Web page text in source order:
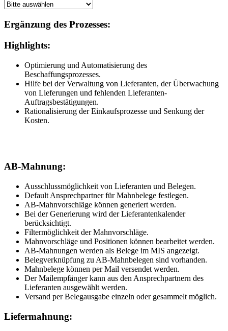
Ergänzung des Prozesses:
Highlights:
Optimierung und Automatisierung des
Beschaffungsprozesses.
Hilfe bei der Verwaltung von Lieferanten, der Überwachung
von Lieferungen und fehlenden Lieferanten-
Auftragsbestätigungen.
Rationalisierung der Einkaufsprozesse und Senkung der
Kosten.
AB-Mahnung:
Ausschlussmöglichkeit von Lieferanten und Belegen.
Default Ansprechpartner für Mahnbelege festlegen.
AB-Mahnvorschläge können generiert werden.
Bei der Generierung wird der Lieferantenkalender
berücksichtigt.
Filtermöglichkeit der Mahnvorschläge.
Mahnvorschläge und Positionen können bearbeitet werden.
AB-Mahnungen werden als Belege im MIS angezeigt.
Belegverknüpfung zu AB-Mahnbelegen sind vorhanden.
Mahnbelege können per Mail versendet werden.
Der Mailempfänger kann aus den Ansprechpartnern des
Lieferanten ausgewählt werden.
Versand per Belegausgabe einzeln oder gesammelt möglich.
Liefermahnung: